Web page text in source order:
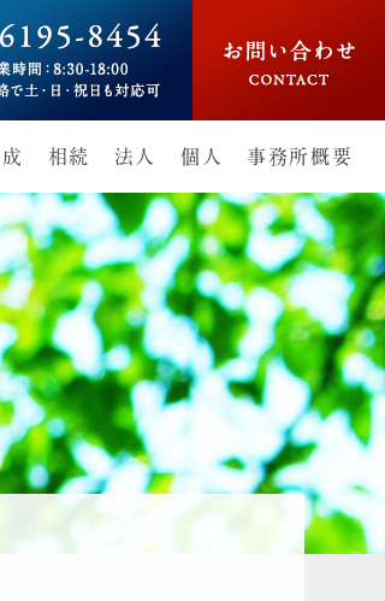
相続 法人 個人 事務所概要